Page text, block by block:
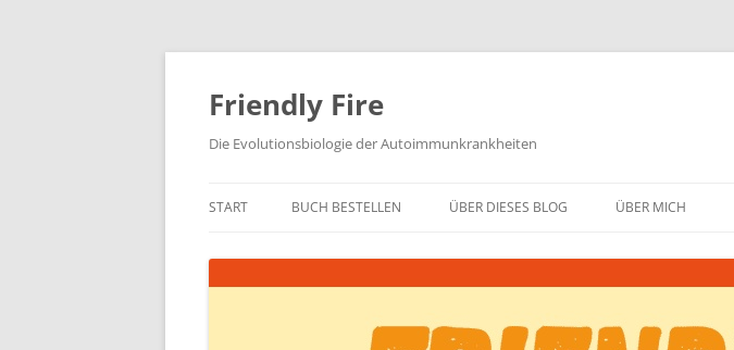
Zum
springen
Friendly Fire
Die Evolutionsbiologie der Autoimmunkrankheiten
START BUCH BESTELLEN ÜBER DIESES BLOG ÜBER MICH